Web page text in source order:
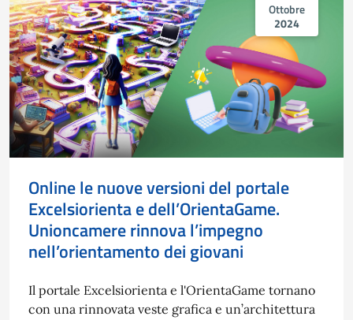
Ottobre
2024
Online le nuove versioni del portale
Excelsiorienta e dell’OrientaGame.
Unioncamere rinnova l’impegno
nell’orientamento dei giovani
Il portale Excelsiorienta e l'OrientaGame tornano
con una rinnovata veste grafica e un’architettura